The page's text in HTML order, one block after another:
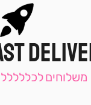
|
-
משלוחים